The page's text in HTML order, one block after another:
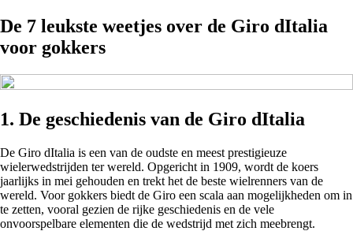
De 7 leukste weetjes over de Giro dItalia
voor gokkers
1. De geschiedenis van de Giro dItalia
De Giro dItalia is een van de oudste en meest prestigieuze
wielerwedstrijden ter wereld. Opgericht in 1909, wordt de koers
jaarlijks in mei gehouden en trekt het de beste wielrenners van de
wereld. Voor gokkers biedt de Giro een scala aan mogelijkheden om in
te zetten, vooral gezien de rijke geschiedenis en de vele
onvoorspelbare elementen die de wedstrijd met zich meebrengt.